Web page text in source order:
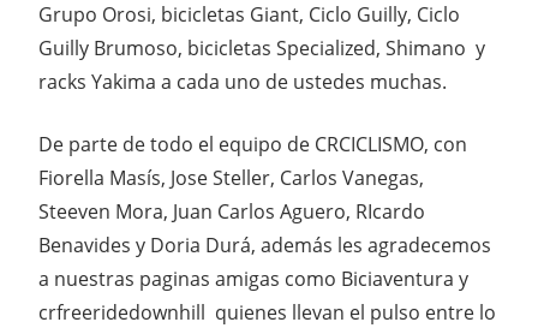
Grupo Orosi, bicicletas Giant, Ciclo Guilly, Ciclo
Guilly Brumoso, bicicletas Specialized, Shimano y
racks Yakima a cada uno de ustedes muchas.
De parte de todo el equipo de CRCICLISMO, con
Fiorella Masís, Jose Steller, Carlos Vanegas,
Steeven Mora, Juan Carlos Aguero, RIcardo
Benavides y Doria Durá, además les agradecemos
a nuestras paginas amigas como Biciaventura y
crfreeridedownhill quienes llevan el pulso entre lo